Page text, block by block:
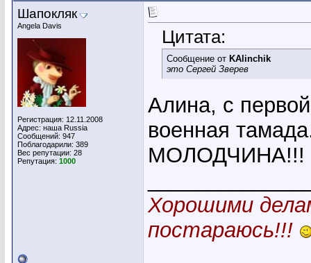
Шапокляк
Angela Davis
Регистрация: 12.11.2008
Адрес: наша Russia
Сообщений: 947
Поблагодарили: 389
Вес репутации: 28
Репутация: 1000
Цитата:
Сообщение от KAlinchik
это Сергей Зверев
Алина, с
военная
МОЛОДЧИНА!!!
Хорошими
постараюсь!!!